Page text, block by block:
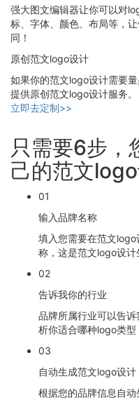
强大图文编辑器让你可以对
标、字体、颜色、布局等，
同！
原创范文logo设计
如果你的范文logo设计需要
提供原创范文logo设计服务。
立即去定制>>
只需要6步，
己的范文
01
输入品牌名称
填入您需要在范文
称，这是范文logo设计
02
告诉我你的行业
品牌所属行业可以告
析你适合哪种logo类型
03
自动生成范文logo设计
根据您的品牌信息自